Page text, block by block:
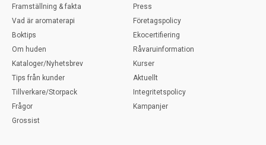
Framställning & fakta
Vad är aromaterapi
Boktips
Om huden
Kataloger/Nyhetsbrev
Tips från kunder
Tillverkare/Storpack
Frågor
Grossist
Press
Företagspolicy
Ekocertifiering
Råvaruinformation
Kurser
Aktuellt
Integritetspolicy
Kampanjer